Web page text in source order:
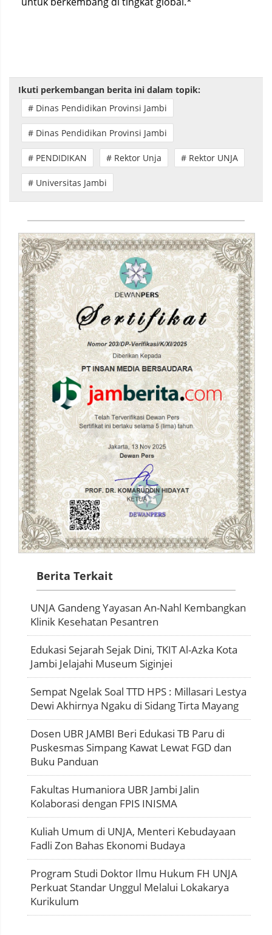
Ikuti perkembangan berita ini dalam topik:
# Dinas Pendidikan Provinsi Jambi
# Dinas Pendidikan Provinsi Jambi
# PENDIDIKAN # Rektor Unja # Rektor UNJA
# Universitas Jambi
Berita Terkait
UNJA Gandeng Yayasan An-Nahl Kembangkan
Klinik Kesehatan Pesantren
Edukasi Sejarah Sejak Dini, TKIT Al-Azka Kota
Jambi Jelajahi Museum Siginjei
Sempat Ngelak Soal TTD HPS : Millasari Lestya
Dewi Akhirnya Ngaku di Sidang Tirta Mayang
Dosen UBR JAMBI Beri Edukasi TB Paru di
Puskesmas Simpang Kawat Lewat FGD dan
Buku Panduan
Fakultas Humaniora UBR Jambi Jalin
Kolaborasi dengan FPIS INISMA
Kuliah Umum di UNJA, Menteri Kebudayaan
Fadli Zon Bahas Ekonomi Budaya
Program Studi Doktor Ilmu Hukum FH UNJA
Perkuat Standar Unggul Melalui Lokakarya
Kurikulum